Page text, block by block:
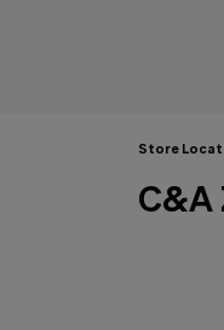
Store
C&A